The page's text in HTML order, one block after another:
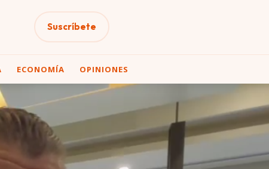
Suscríbete
ECONOMÍA OPINIONES